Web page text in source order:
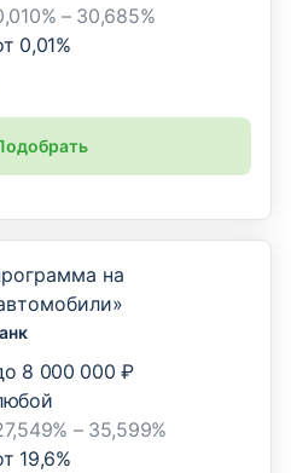
– 30,685%
0,01%
на
8 000 000 ₽
– 35,599%
19,6%